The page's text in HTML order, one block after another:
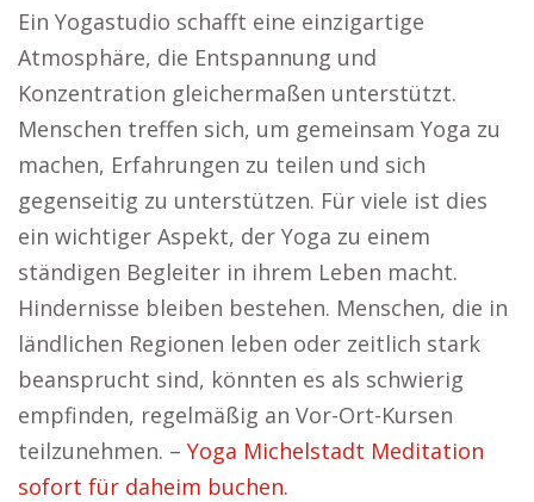
Ein Yogastudio schafft eine einzigartige
Atmosphäre, die Entspannung und
Konzentration gleichermaßen unterstützt.
Menschen treffen sich, um gemeinsam Yoga zu
machen, Erfahrungen zu teilen und sich
gegenseitig zu unterstützen. Für viele ist dies
ein wichtiger Aspekt, der Yoga zu einem
ständigen Begleiter in ihrem Leben macht.
Hindernisse bleiben bestehen. Menschen, die in
ländlichen Regionen leben oder zeitlich stark
beansprucht sind, könnten es als schwierig
empfinden, regelmäßig an Vor-Ort-Kursen
teilzunehmen. – Yoga Michelstadt Meditation
sofort für daheim buchen.